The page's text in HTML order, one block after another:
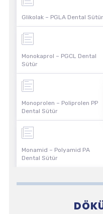
Glikolak – PGLA Dental Sütür
Monokaprol – PGCL Dental
Sütür
Monoprolen – Poliprolen PP
Dental Sütür
Monamid – Polyamid PA
Dental Sütür